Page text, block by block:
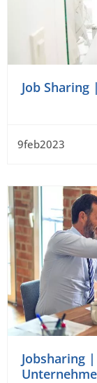
Job
9feb2023
Jobsharing